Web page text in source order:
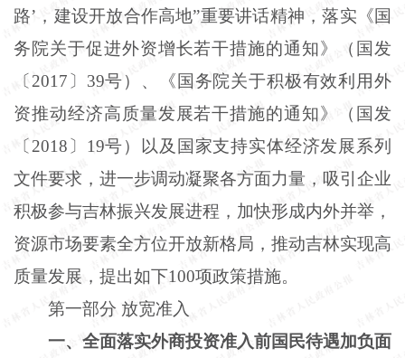
路’，建设开放合作高地”重要讲话精神，落实《国
务院关于促进外资增长若干措施的通知》（国发
〔2017〕39号）、《国务院关于积极有效利用外
资推动经济高质量发展若干措施的通知》（国发
〔2018〕19号）以及国家支持实体经济发展系列
文件要求，进一步调动凝聚各方面力量，吸引企业
积极参与吉林振兴发展进程，加快形成内外并举，
资源市场要素全方位开放新格局，推动吉林实现高
质量发展，提出如下100项政策措施。
第一部分 放宽准入
一、全面落实外商投资准入前国民待遇加负面